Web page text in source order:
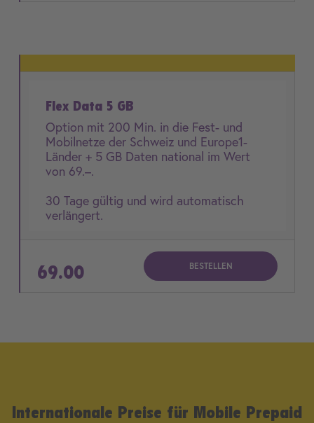
Flex Data 5 GB
Option mit 200 Min. in die Fest- und
Mobilnetze der Schweiz und Europe1-
Länder + 5 GB Daten national im Wert
von 69.–.
30 Tage gültig und wird automatisch
verlängert.
69.00 BESTELLEN
Internationale Preise für Mobile Prepaid